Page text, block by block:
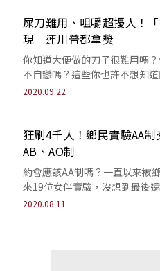
屎刀難用、咀嚼超擾人！
現 連川普都拿獎
你知道大便做的刀子很難用嗎
不自戀嗎？這些你也許不想知
訴你。
2020.09.22
狂刷4千人！鄉民實驗AA
AB、AO制
約會應該AA制嗎？一直以來被
來19位女伴實驗，沒想到最後
2020.08.11